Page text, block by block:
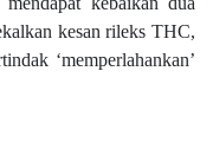
kesan rileks THC,
‘memperlahankan’